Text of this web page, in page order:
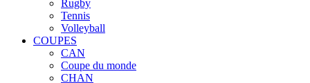
Rugby
Tennis
Volleyball
COUPES
CAN
Coupe du monde
CHAN